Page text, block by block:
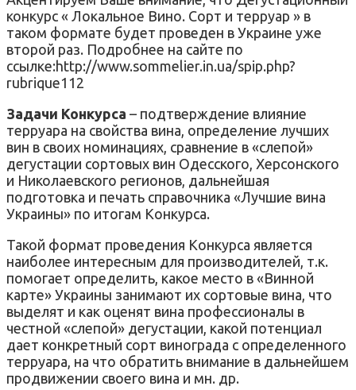
конкурс « Локальное Вино. Сорт и терруар » в
таком формате будет проведен в Украине уже
второй раз. Подробнее на сайте по
ссылке:http://www.sommelier.in.ua/spip.php?
rubrique112
Задачи Конкурса – подтверждение влияние
терруара на свойства вина, определение лучших
вин в своих номинациях, сравнение в «слепой»
дегустации сортовых вин Одесского, Херсонского
и Николаевского регионов, дальнейшая
подготовка и печать справочника «Лучшие вина
Украины» по итогам Конкурса.
Такой формат проведения Конкурса является
наиболее интересным для производителей, т.к.
помогает определить, какое место в «Винной
карте» Украины занимают их сортовые вина, что
выделят и как оценят вина профессионалы в
честной «слепой» дегустации, какой потенциал
дает конкретный сорт винограда с определенного
терруара, на что обратить внимание в дальнейшем
продвижении своего вина и мн. др.